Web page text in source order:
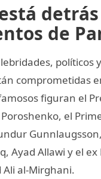
de
políticos
comprometidas
figuran el
el
Ayad Allawi y el
Ali al-Mirghani.